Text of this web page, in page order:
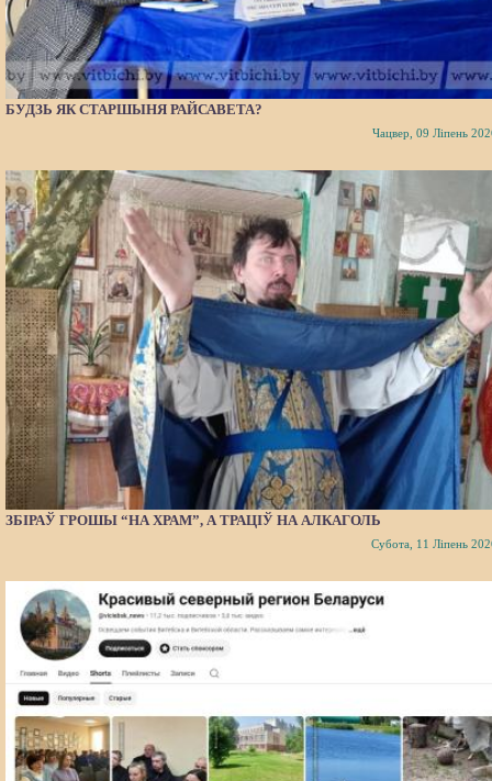
БУДЗЬ ЯК СТАРШЫНЯ РАЙСАВЕТА?
Чацвер, 09 Ліпень
ЗБІРАЎ ГРОШЫ “НА ХРАМ”, А ТРАЦІЎ НА АЛКАГОЛЬ
Субота, 11 Ліпень